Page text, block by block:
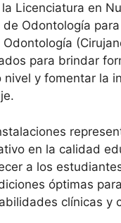
Licenciatura en
Odontología
para brindar
y fomentar la
en la calidad
a los
óptimas
clínicas y